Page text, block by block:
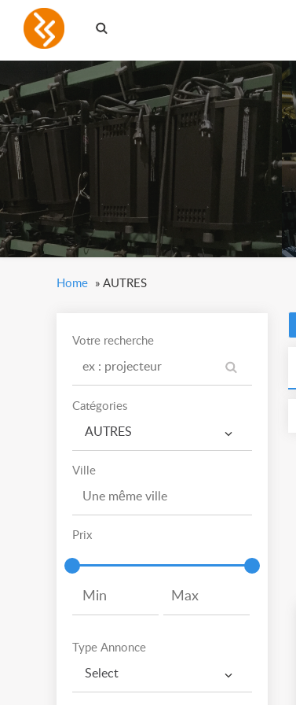
Home » AUTRES
Votre recherche
Catégories
AUTRES
Ville
Prix
Type Annonce
Select